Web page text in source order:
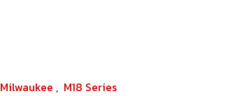
Milwaukee , M18 Series